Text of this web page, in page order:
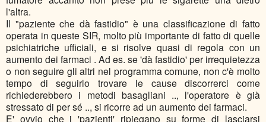
l'altra.
Il "paziente che dà fastidio" è una classificazione di fatto
operata in queste SIR, molto più importante di fatto di quelle
psichiatriche ufficiali, e si risolve quasi di regola con un
aumento dei farmaci . Ad es. se 'dà fastidio' per irrequietezza
o non seguire gli altri nel programma comune, non c'è molto
tempo di seguirlo trovare le cause discorrerci come
richiederebbero i metodi basagliani .., l'operatore è già
stressato di per sé .., si ricorre ad un aumento dei farmaci.
E' ovvio che i 'pazienti' ripiegano su forme di lasciarsi